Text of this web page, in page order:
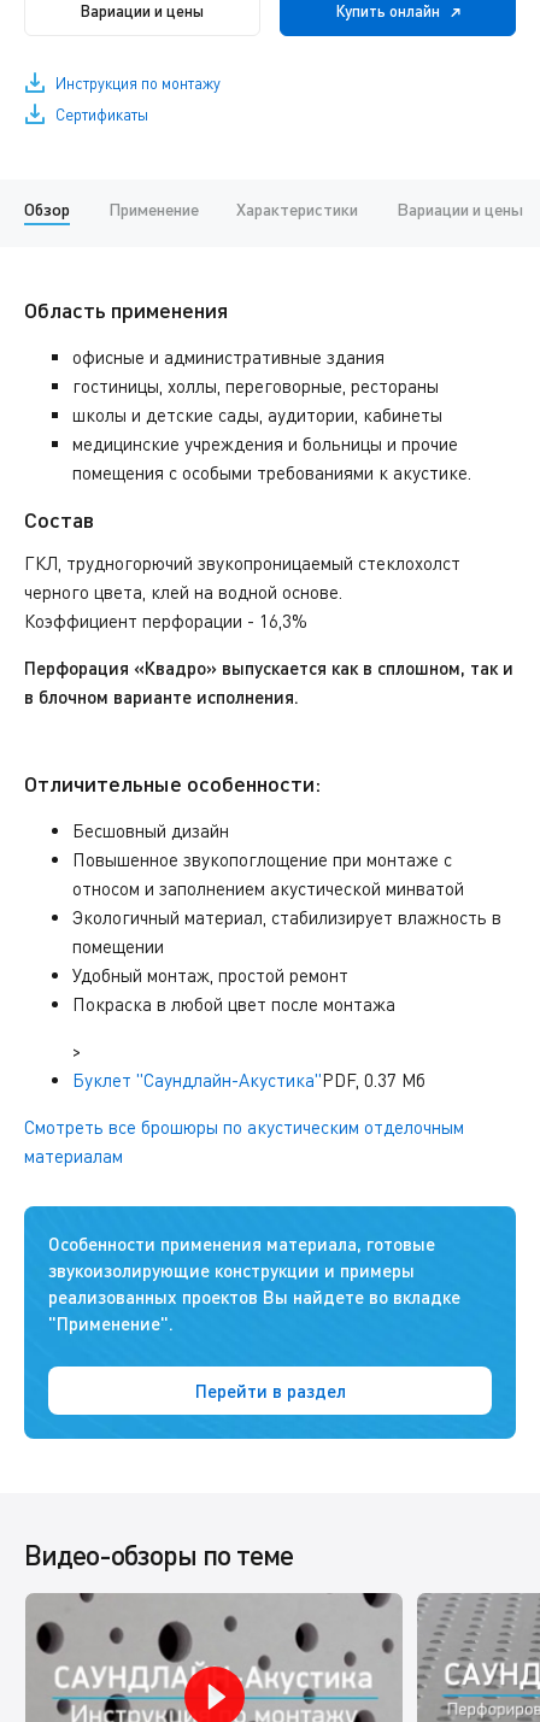
Вариации и цены Купить онлайн
Инструкция по монтажу
Сертификаты
Обзор Применение Характеристики Вариации и цены
Область применения
офисные и административные здания
гостиницы, холлы, переговорные, рестораны
школы и детские сады, аудитории, кабинеты
медицинские учреждения и больницы и прочие
помещения с особыми требованиями к акустике.
Состав
ГКЛ, трудногорючий звукопроницаемый стеклохолст
черного цвета, клей на водной основе.
Коэффициент перфорации - 16,3%
Перфорация «Квадро» выпускается как в сплошном, так и
в блочном варианте исполнения.
Отличительные особенности:
Бесшовный дизайн
Повышенное звукопоглощение при монтаже с
относом и заполнением акустической минватой
Экологичный материал, стабилизирует влажность в
помещении
Удобный монтаж, простой ремонт
Покраска в любой цвет после монтажа
>
Буклет "Саундлайн-Акустика"PDF, 0.37 Мб
Смотреть все брошюры по акустическим отделочным
материалам
Особенности применения материала, готовые
звукоизолирующие конструкции и примеры
реализованных проектов Вы найдете во вкладке
"Применение".
Перейти в раздел
Видео-обзоры по теме